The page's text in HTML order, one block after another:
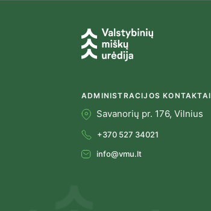
ADMINISTRACIJOS KONTAKTAI
Savanorių pr. 176, Vilnius
+370 527 34021
info@vmu.lt